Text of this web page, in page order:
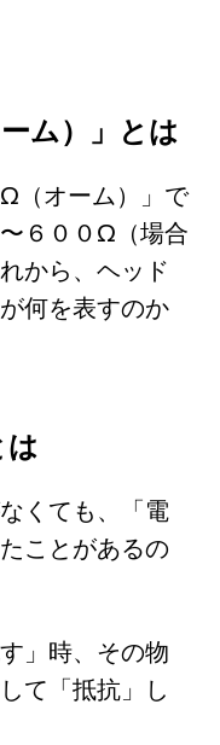
ム）」とは
（オーム）」で
６００Ω（場合
から、ヘッド
何を表すのか
は
くても、「電
ことがあるの
」時、その物
て「抵抗」し